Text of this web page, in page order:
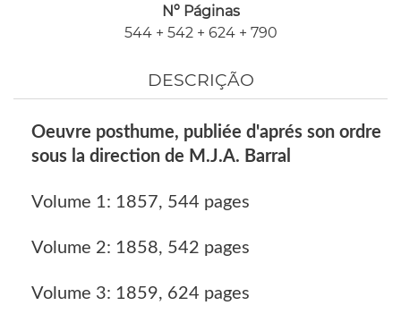
Nº Páginas
544 + 542 + 624 + 790
DESCRIÇÃO
Oeuvre posthume, publiée d'aprés son ordre
sous la direction de M.J.A. Barral
Volume 1: 1857, 544 pages
Volume 2: 1858, 542 pages
Volume 3: 1859, 624 pages